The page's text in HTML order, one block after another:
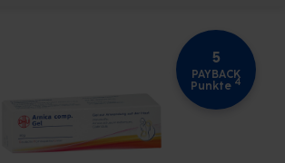
5
PAYBACK
Punkte 4